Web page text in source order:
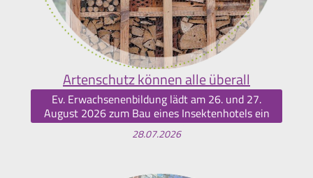
Artenschutz können alle überall
Ev. Erwachsenenbildung lädt am 26. und 27.
August 2026 zum Bau eines Insektenhotels ein
28.07.2026